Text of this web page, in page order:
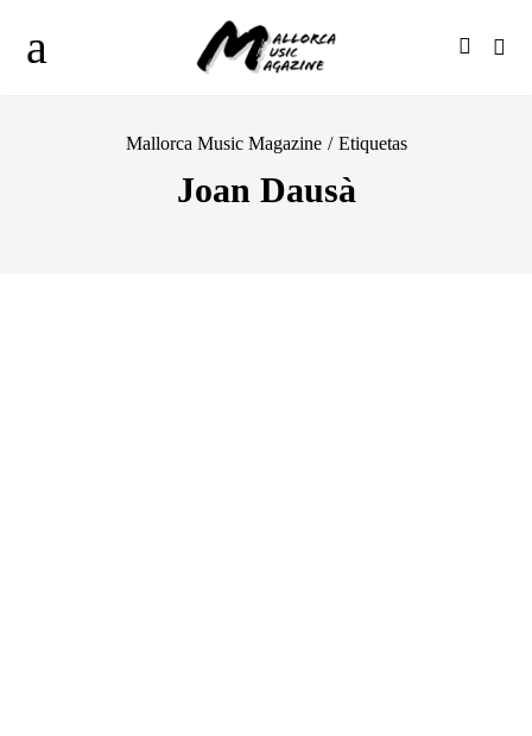
Mallorca Music Magazine / Etiquetas
Joan Dausà